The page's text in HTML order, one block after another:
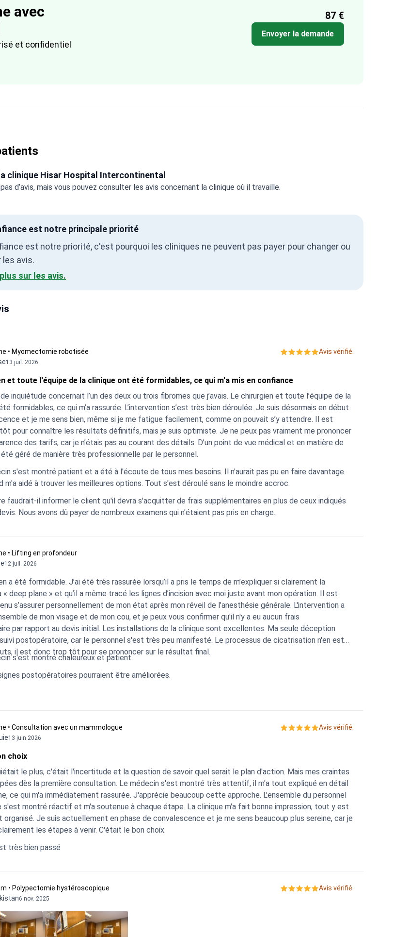
avec
et confidentiel
87 €
Envoyer la demande
clinique Hisar Hospital Intercontinental
pas d’avis, mais vous pouvez consulter les avis concernant la clinique où il travaille.
est notre principale priorité
est notre priorité, c'est pourquoi les cliniques ne peuvent pas payer pour changer ou
les avis.
sur les avis.
• Myomectomie robotisée
13 juil. 2026
Avis vérifié.
et toute l'équipe de la clinique ont été formidables, ce qui m'a mis en confiance
inquiétude concernait l’un des deux ou trois fibromes que j’avais. Le chirurgien et toute l’équipe de la
formidables, ce qui m’a rassurée. L’intervention s’est très bien déroulée. Je suis désormais en début
et je me sens bien, même si je me fatigue facilement, comme on pouvait s’y attendre. Il est
pour connaître les résultats définitifs, mais je suis optimiste. Je ne peux pas vraiment me prononcer
des tarifs, car je n’étais pas au courant des détails. D’un point de vue médical et en matière de
géré de manière très professionnelle par le personnel.
s'est montré patient et a été à l'écoute de tous mes besoins. Il n'aurait pas pu en faire davantage.
m'a aidé à trouver les meilleures options. Tout s'est déroulé sans le moindre accroc.
faudrait-il informer le client qu'il devra s'acquitter de frais supplémentaires en plus de ceux indiqués
Nous avons dû payer de nombreux examens qui n'étaient pas pris en charge.
• Lifting en profondeur
12 juil. 2026
a été formidable. J’ai été très rassurée lorsqu’il a pris le temps de m’expliquer si clairement la
« deep plane » et qu’il a même tracé les lignes d’incision avec moi juste avant mon opération. Il est
s’assurer personnellement de mon état après mon réveil de l’anesthésie générale. L'intervention a
de mon visage et de mon cou, et je peux vous confirmer qu'il n'y a eu aucun frais
par rapport au devis initial. Les installations de la clinique sont excellentes. Ma seule déception
postopératoire, car le personnel s'est très peu manifesté. Le processus de cicatrisation n'en est
il est donc trop tôt pour se prononcer sur le résultat final.
s'est montré chaleureux et patient.
postopératoires pourraient être améliorées.
• Consultation avec un mammologue
13 juin 2026
Avis vérifié.
choix
le plus, c'était l'incertitude et la question de savoir quel serait le plan d'action. Mais mes craintes
dès la première consultation. Le médecin s'est montré très attentif, il m'a tout expliqué en détail
ce qui m'a immédiatement rassurée. J'apprécie beaucoup cette approche. L'ensemble du personnel
s'est montré réactif et m'a soutenue à chaque étape. La clinique m'a fait bonne impression, tout y est
Je suis actuellement en phase de convalescence et je me sens beaucoup plus sereine, car je
les étapes à venir. C'était le bon choix.
très bien passé
• Polypectomie hystéroscopique
6 nov. 2025
Avis vérifié.